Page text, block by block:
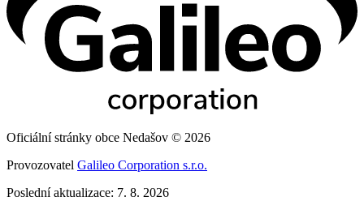
Oficiální stránky obce Nedašov © 2026
Provozovatel Galileo Corporation s.r.o.
Poslední aktualizace: 7. 8. 2026